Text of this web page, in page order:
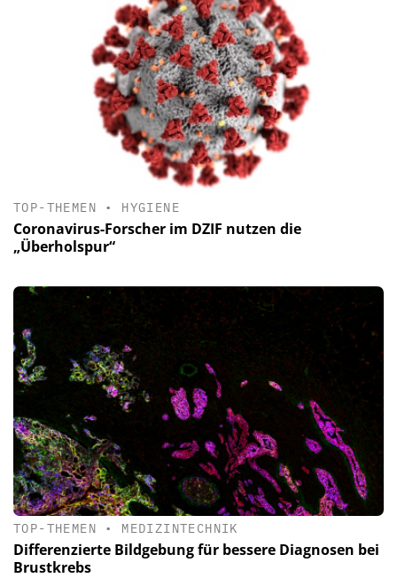
TOP-THEMEN • HYGIENE
Coronavirus-Forscher im DZIF nutzen die
„Überholspur“
TOP-THEMEN • MEDIZINTECHNIK
Differenzierte Bildgebung für bessere Diagnosen bei
Brustkrebs